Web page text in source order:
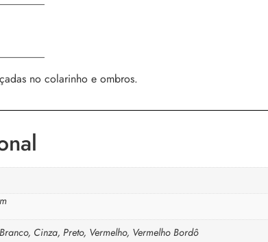
no colarinho e ombros.
Cinza, Preto, Vermelho, Vermelho Bordô